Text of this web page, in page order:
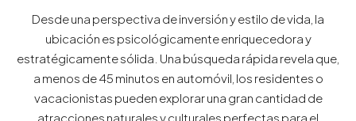
Desde una perspectiva de inversión y estilo de vida, la
ubicación es psicológicamente enriquecedora y
estratégicamente sólida. Una búsqueda rápida revela que,
a menos de 45 minutos en automóvil, los residentes o
vacacionistas pueden explorar una gran cantidad de
atracciones naturales y culturales perfectas para el